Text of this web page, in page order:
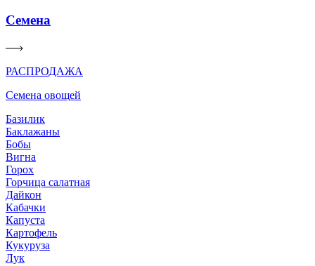
Семена
РАСПРОДАЖА
Семена овощей
Базилик
Баклажаны
Бобы
Вигна
Горох
Горчица салатная
Дайкон
Кабачки
Капуста
Картофель
Кукуруза
Лук